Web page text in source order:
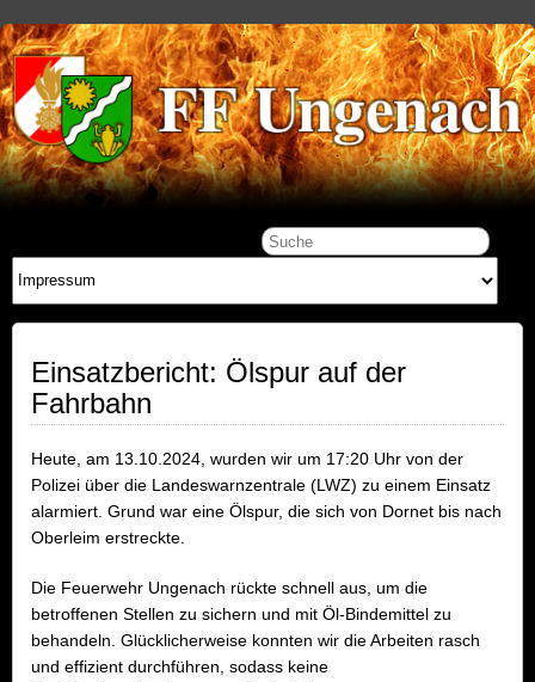
Einsatzbericht: Ölspur auf der
Fahrbahn
Heute, am 13.10.2024, wurden wir um 17:20 Uhr von der
Polizei über die Landeswarnzentrale (LWZ) zu einem Einsatz
alarmiert. Grund war eine Ölspur, die sich von Dornet bis nach
Oberleim erstreckte.
Die Feuerwehr Ungenach rückte schnell aus, um die
betroffenen Stellen zu sichern und mit Öl-Bindemittel zu
behandeln. Glücklicherweise konnten wir die Arbeiten rasch
und effizient durchführen, sodass keine